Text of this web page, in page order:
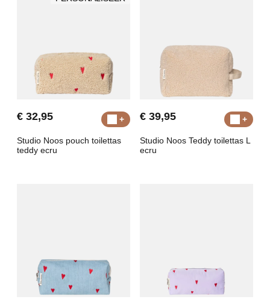
€ 32,95
Studio Noos pouch toilettas
teddy ecru
€ 39,95
Studio Noos Teddy toilettas L
ecru